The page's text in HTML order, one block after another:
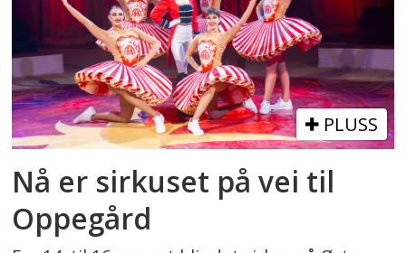
PLUSS
Nå er sirkuset på vei til
Oppegård